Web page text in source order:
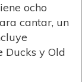
ocho
cantar, un
Ducks y Old